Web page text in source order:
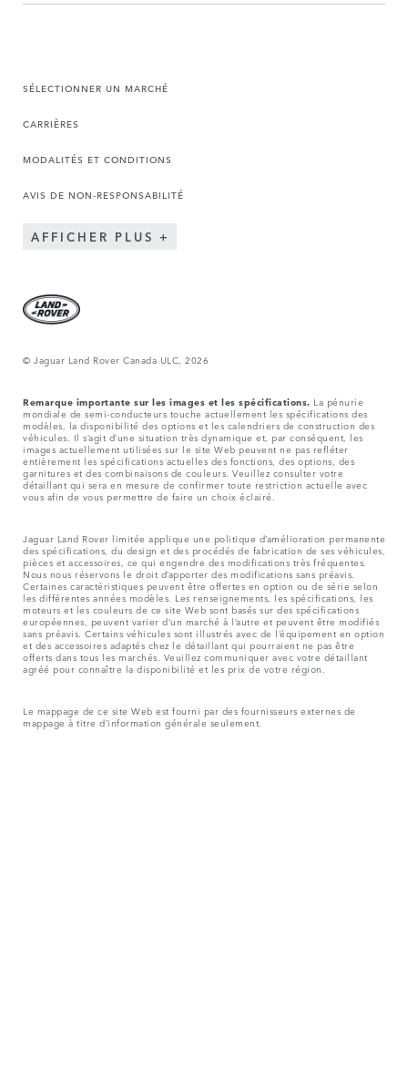
SÉLECTIONNER UN MARCHÉ
CARRIÈRES
MODALITÉS ET CONDITIONS
AVIS DE NON-RESPONSABILITÉ
AFFICHER PLUS
© Jaguar Land Rover Canada ULC, 2026
Remarque importante sur les images et les spécifications. La pénurie
mondiale de semi-conducteurs touche actuellement les spécifications des
modèles, la disponibilité des options et les calendriers de construction des
véhicules. Il s’agit d’une situation très dynamique et, par conséquent, les
images actuellement utilisées sur le site Web peuvent ne pas refléter
entièrement les spécifications actuelles des fonctions, des options, des
garnitures et des combinaisons de couleurs. Veuillez consulter votre
détaillant qui sera en mesure de confirmer toute restriction actuelle avec
vous afin de vous permettre de faire un choix éclairé.
Jaguar Land Rover limitée applique une politique d’amélioration permanente
des spécifications, du design et des procédés de fabrication de ses véhicules,
pièces et accessoires, ce qui engendre des modifications très fréquentes.
Nous nous réservons le droit d’apporter des modifications sans préavis.
Certaines caractéristiques peuvent être offertes en option ou de série selon
les différentes années modèles. Les renseignements, les spécifications, les
moteurs et les couleurs de ce site Web sont basés sur des spécifications
européennes, peuvent varier d’un marché à l’autre et peuvent être modifiés
sans préavis. Certains véhicules sont illustrés avec de l’équipement en option
et des accessoires adaptés chez le détaillant qui pourraient ne pas être
offerts dans tous les marchés. Veuillez communiquer avec votre détaillant
agréé pour connaître la disponibilité et les prix de votre région.
Le mappage de ce site Web est fourni par des fournisseurs externes de
mappage à titre d’information générale seulement.